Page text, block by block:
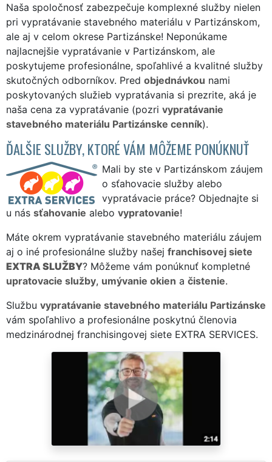
Naša spoločnosť zabezpečuje komplexné služby nielen
pri vypratávanie stavebného materiálu v Partizánskom,
ale aj v celom okrese Partizánske! Neponúkame
najlacnejšie vypratávanie v Partizánskom, ale
poskytujeme profesionálne, spoľahlivé a kvalitné služby
skutočných odborníkov. Pred objednávkou nami
poskytovaných služieb vypratávania si prezrite, aká je
naša cena za vypratávanie (pozri vypratávanie
stavebného materiálu Partizánske cenník).
ĎALŠIE SLUŽBY, KTORÉ VÁM MÔŽEME PONÚKNUŤ
Mali by ste v Partizánskom záujem
o sťahovacie služby alebo
vypratávacie práce? Objednajte si
u nás sťahovanie alebo vypratovanie!
Máte okrem vypratávanie stavebného materiálu záujem
aj o iné profesionálne služby našej franchisovej siete
EXTRA SLUŽBY? Môžeme vám ponúknuť kompletné
upratovacie služby, umývanie okien a čistenie.
Službu vypratávanie stavebného materiálu Partizánske
vám spoľahlivo a profesionálne poskytnú členovia
medzinárodnej franchisingovej siete EXTRA SERVICES.